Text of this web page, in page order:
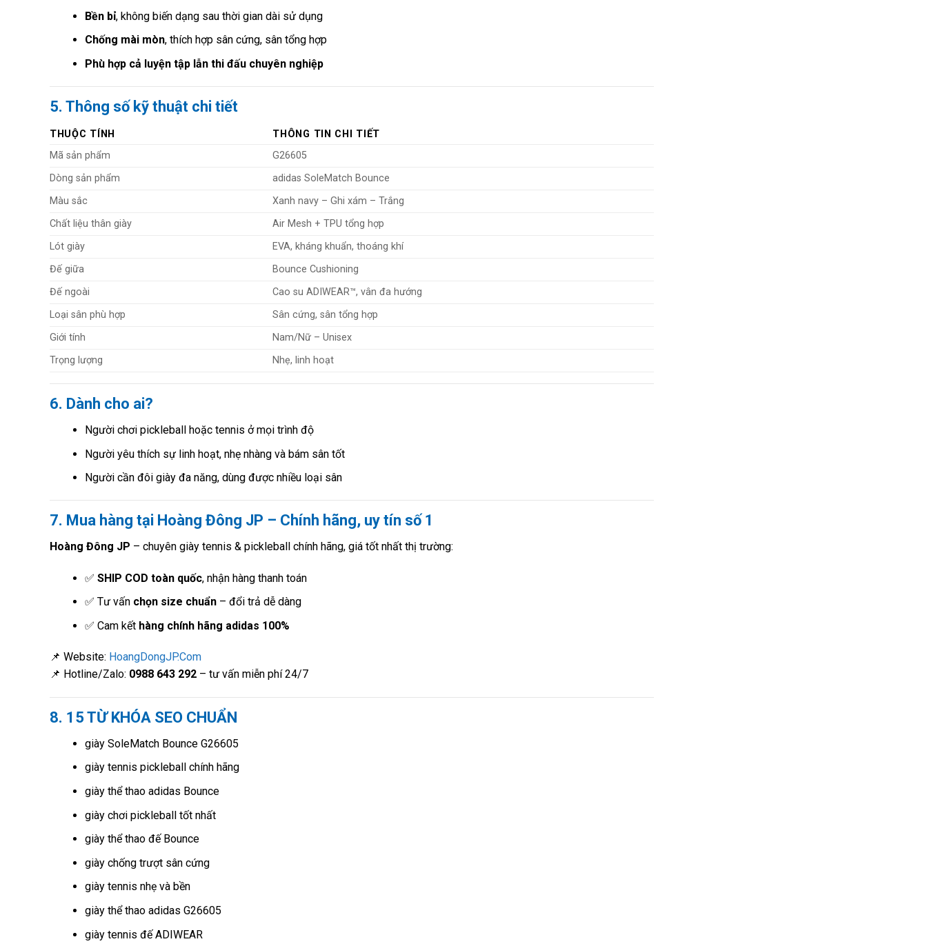
Bền bỉ, không biến dạng sau thời gian dài sử dụng
Chống mài mòn, thích hợp sân cứng, sân tổng hợp
Phù hợp cả luyện tập lẫn thi đấu chuyên nghiệp
5. Thông số kỹ thuật chi tiết
THUỘC TÍNH
THÔNG TIN CHI TIẾT
Mã sản phẩm
G26605
Dòng sản phẩm
adidas SoleMatch Bounce
Màu sắc
Xanh navy – Ghi xám – Trắng
Chất liệu thân giày
Air Mesh + TPU tổng hợp
Lót giày
EVA, kháng khuẩn, thoáng khí
Đế giữa
Bounce Cushioning
Đế ngoài
Cao su ADIWEAR™, vân đa hướng
Loại sân phù hợp
Sân cứng, sân tổng hợp
Giới tính
Nam/Nữ – Unisex
Trọng lượng
Nhẹ, linh hoạt
6. Dành cho ai?
Người chơi pickleball hoặc tennis ở mọi trình độ
Người yêu thích sự linh hoạt, nhẹ nhàng và bám sân tốt
Người cần đôi giày đa năng, dùng được nhiều loại sân
7. Mua hàng tại Hoàng Đông JP – Chính hãng, uy tín số 1
Hoàng Đông JP – chuyên giày tennis & pickleball chính hãng, giá tốt nhất thị trường:
✅ SHIP COD toàn quốc, nhận hàng thanh toán
✅ Tư vấn chọn size chuẩn– đổi trả dễ dàng
✅ Cam kết hàng chính hãng adidas 100%
📌 Website: HoangDongJP.Com
📌 Hotline/Zalo: 0988 643 292 – tư vấn miễn phí 24/7
8. 15 TỪ KHÓA SEO CHUẨN
giày SoleMatch Bounce G26605
giày tennis pickleball chính hãng
giày thể thao adidas Bounce
giày chơi pickleball tốt nhất
giày thể thao đế Bounce
giày chống trượt sân cứng
giày tennis nhẹ và bền
giày thể thao adidas G26605
giày tennis đế ADIWEAR